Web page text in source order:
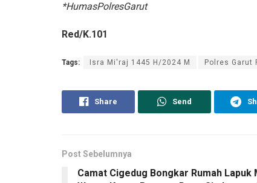
*HumasPolresGarut
Red/K.101
Tags: Isra Mi'raj 1445 H/2024 M Polres Garut
Share Send
Post Sebelumnya
Camat Cigedug Bongkar Rumah Lapuk